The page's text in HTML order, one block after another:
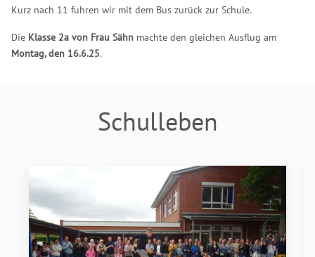
Kurz nach 11 fuhren wir mit dem Bus zurück zur Schule.
Die Klasse 2a von Frau Sähn machte den gleichen Ausflug am
Montag, den 16.6.25.
Schulleben